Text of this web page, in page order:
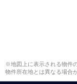
※地図上に表示される物件
物件所在地とは異なる場合